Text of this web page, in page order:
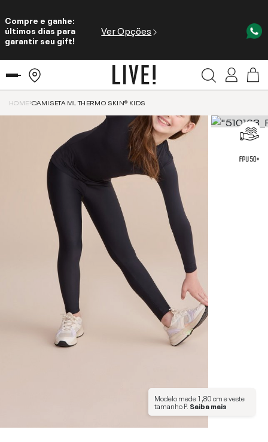
Compre e ganhe:
últimos dias para
garantir seu gift!
Ver Opções
HOME CAMISETA ML THERMO SKIN® KIDS
Modelo mede1,80 cme veste
tamanhoP. Saiba mais